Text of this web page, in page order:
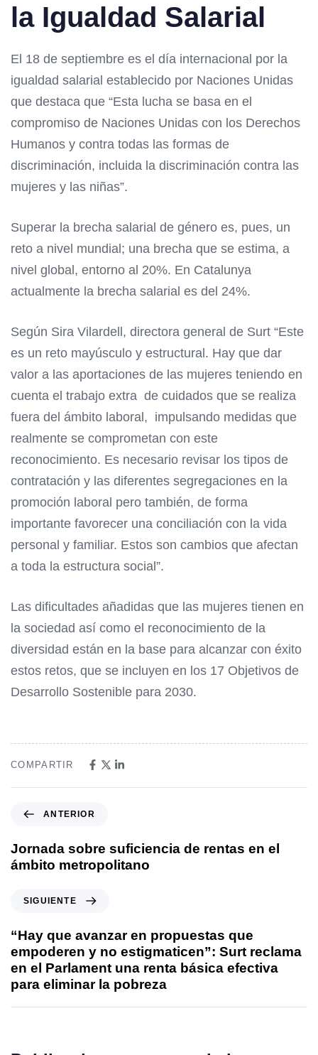
la Igualdad Salarial
El 18 de septiembre es el día internacional por la
igualdad salarial establecido por Naciones Unidas
que destaca que “Esta lucha se basa en el
compromiso de Naciones Unidas con los Derechos
Humanos y contra todas las formas de
discriminación, incluida la discriminación contra las
mujeres y las niñas”.
Superar la brecha salarial de género es, pues, un
reto a nivel mundial; una brecha que se estima, a
nivel global, entorno al 20%. En Catalunya
actualmente la brecha salarial es del 24%.
Según Sira Vilardell, directora general de Surt “Este
es un reto mayúsculo y estructural. Hay que dar
valor a las aportaciones de las mujeres teniendo en
cuenta el trabajo extra de cuidados que se realiza
fuera del ámbito laboral, impulsando medidas que
realmente se comprometan con este
reconocimiento. Es necesario revisar los tipos de
contratación y las diferentes segregaciones en la
promoción laboral pero también, de forma
importante favorecer una conciliación con la vida
personal y familiar. Estos son cambios que afectan
a toda la estructura social”.
Las dificultades añadidas que las mujeres tienen en
la sociedad así como el reconocimiento de la
diversidad están en la base para alcanzar con éxito
estos retos, que se incluyen en los 17 Objetivos de
Desarrollo Sostenible para 2030.
COMPARTIR
ANTERIOR
Jornada sobre suficiencia de rentas en el
ámbito metropolitano
SIGUIENTE
“Hay que avanzar en propuestas que
empoderen y no estigmaticen”: Surt reclama
en el Parlament una renta básica efectiva
para eliminar la pobreza